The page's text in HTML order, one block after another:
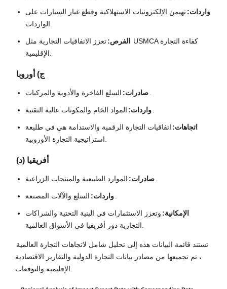
واردات:تهيمن الإلكترونيات الاستهلاكية وقطع غيار السيارات على
الفرص:تعزز الاتفاقيات التجارية مثل USMCA كفاءة التجارة
ج) أوروبا
صادرات:
واردات:
اتجاهات: اتفاقيات التجارة الرقمية والاستدامة هي في طليعة
(د) أفريقيا
صادرات:
واردات:
الإمكانية: وتعزز الاستثمارات في البنية التحتية والشراكات
تستند قائمة البيانات هذه إلى تحليل شامل لاتجاهات التجارة العالمية
، تم تجميعها من مصادر بيانات التجارة الدولية والتقارير الاقتصادية